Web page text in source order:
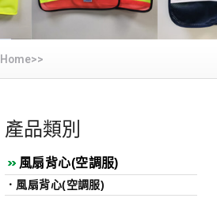
Home>>
產品類別
風扇背心(空調服)
． 風扇背心(空調服)